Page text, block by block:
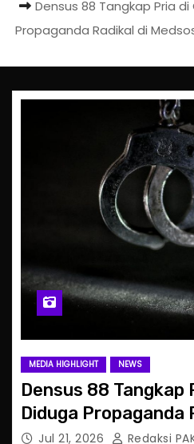
Densus 88 Tangkap Pria
Propaganda Radikal di
MEDIA HIGHLIGHT NEWS
Densus 88 Tangkap
Diduga Propaganda
Jul 21, 2026 Redaksi